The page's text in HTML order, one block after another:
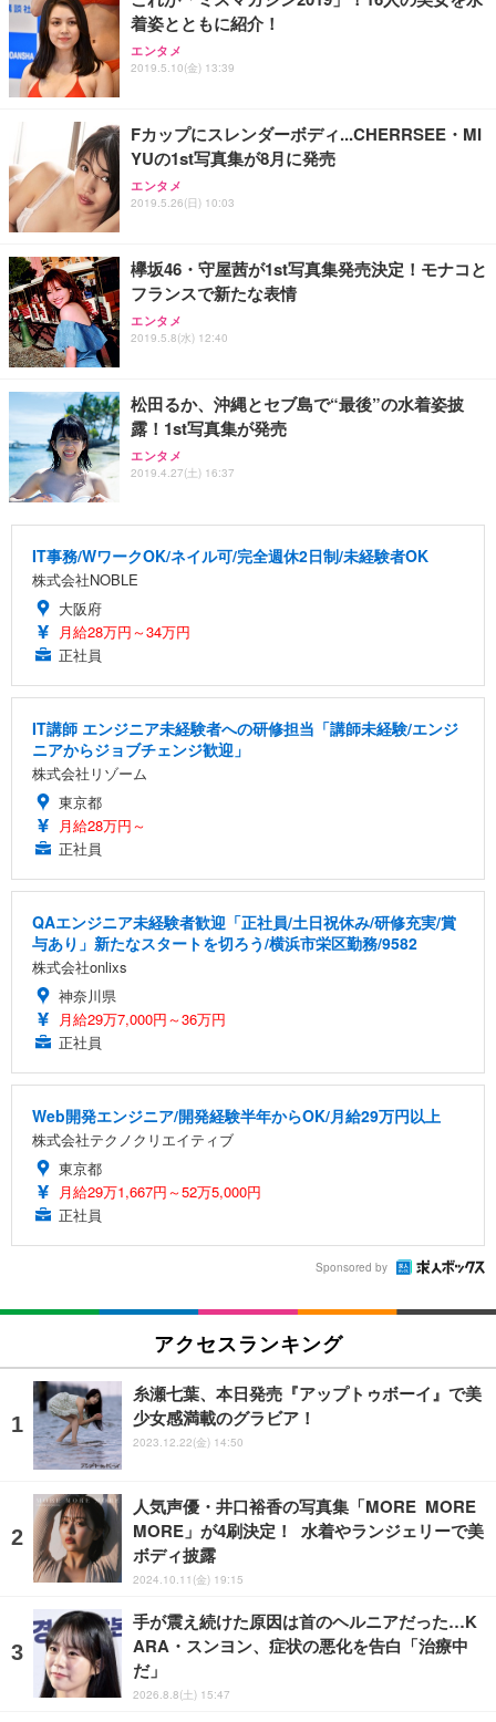
着姿とともに紹介！
エンタメ
2019.5.10(金) 13:39
Fカップにスレンダーボディ...CHERRSEE・MI
YUの1st写真集が8月に発売
エンタメ
2019.5.26(日) 10:03
欅坂46・守屋茜が1st写真集発売決定！モナコと
フランスで新たな表情
エンタメ
2019.5.8(水) 12:40
松田るか、沖縄とセブ島で“最後”の水着姿披
露！1st写真集が発売
エンタメ
2019.4.27(土) 16:37
IT事務/WワークOK/ネイル可/完全週休2日制/未経験者OK
株式会社NOBLE
大阪府
月給28万円～34万円
正社員
IT講師 エンジニア未経験者への研修担当「講師未経験/エンジ
ニアからジョブチェンジ歓迎」
株式会社リゾーム
東京都
月給28万円～
正社員
QAエンジニア未経験者歓迎「正社員/土日祝休み/研修充実/賞
与あり」新たなスタートを切ろう/横浜市栄区勤務/9582
株式会社onlixs
神奈川県
月給29万7,000円～36万円
正社員
Web開発エンジニア/開発経験半年からOK/月給29万円以上
株式会社テクノクリエイティブ
東京都
月給29万1,667円～52万5,000円
正社員
Sponsored by
アクセスランキング
糸瀬七葉、本日発売『アップトゥボーイ』で美
少女感満載のグラビア！
2023.12.22(金) 14:50
人気声優・井口裕香の写真集「MORE MORE
MORE」が4刷決定！ 水着やランジェリーで美
ボディ披露
2024.10.11(金) 19:15
手が震え続けた原因は首のヘルニアだった…K
ARA・スンヨン、症状の悪化を告白「治療中
だ」
2026.8.8(土) 15:47